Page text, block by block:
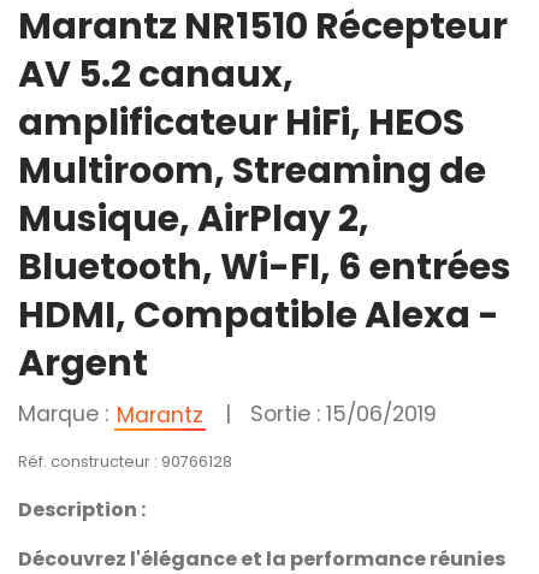
Marantz NR1510 Récepteur
AV 5.2 canaux,
amplificateur HiFi, HEOS
Multiroom, Streaming de
Musique, AirPlay 2,
Bluetooth, Wi-FI, 6 entrées
HDMI, Compatible Alexa -
Argent
Marque : Marantz | Sortie : 15/06/2019
Réf. constructeur : 90766128
Description :
Découvrez l'élégance et la performance réunies